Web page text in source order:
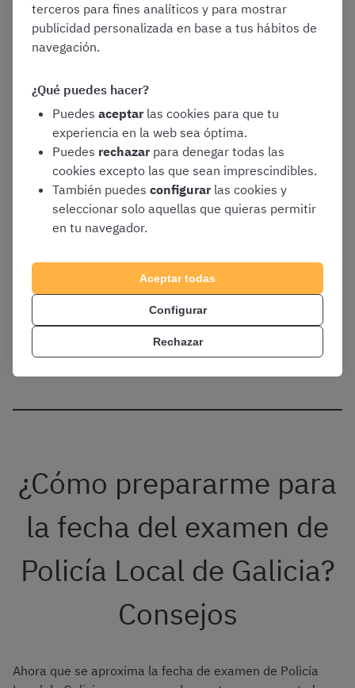
Cuarto ejercicio: pruebas psicotécnicas.
Consiste en las siguientes pruebas:
Prueba de inteligencia
Pruebas de personalidad
Cuestionario individual y formulado
verbalmente para valorar el estado
psicológico de las personas aspirantes
Quinto ejercicio: reconocimiento médico
Tenéis más información en la entrada que dedicamos a
de Policía Local de Galicia.
✏️ Haz un test gratis de Policía Local de Galicia
¿Cómo prepararme para
la fecha del examen de
Policía Local de Galicia?
Consejos
Ahora que se aproxima la fecha de examen de Policía
terceros para fines analíticos y para mostrar
publicidad personalizada en base a tus hábitos de
navegación.
¿Qué puedes hacer?
Puedes aceptar las cookies para que tu
experiencia en la web sea óptima.
Puedes rechazar para denegar todas las
cookies excepto las que sean imprescindibles.
También puedes configurar las cookies y
seleccionar solo aquellas que quieras permitir
en tu navegador.
Aceptar todas
Configurar
Rechazar